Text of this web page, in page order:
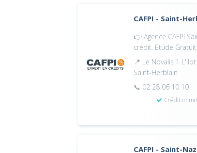
CAFPI - Saint-
👉 Agence CAFPI
crédit. Etude
📍 Le Novalis 1
Saint-Herblain
📞 02 28 06 10 10
Crédit
CAFPI - Saint-